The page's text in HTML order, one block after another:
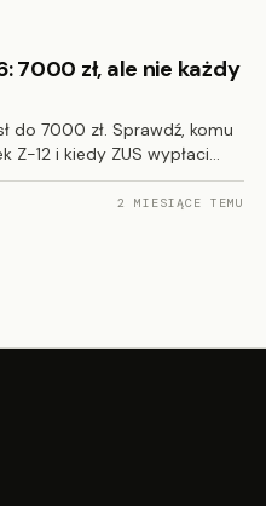
7000 zł, ale nie każdy
do 7000 zł. Sprawdź, komu
Z-12 i kiedy ZUS wypłaci…
2 MIESIĄCE TEMU